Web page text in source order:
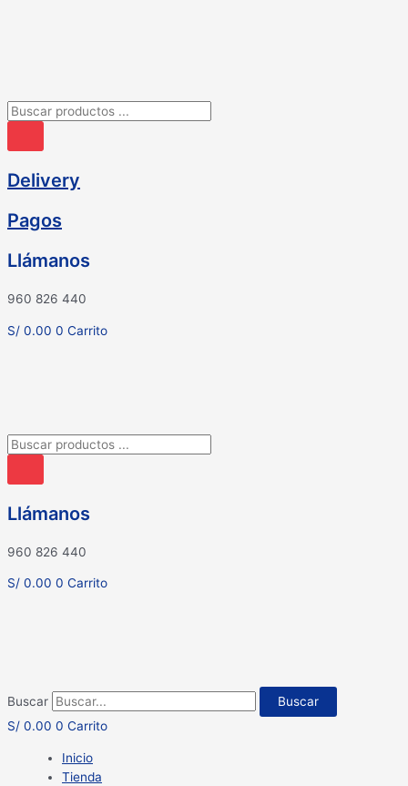
Búsqueda
productos
Delivery
Pagos
Llámanos
960 826 440
S/ 0.00 0 Carrito
Búsqueda
productos
Llámanos
960 826 440
S/ 0.00 0 Carrito
Buscar
Buscar
S/ 0.00 0 Carrito
Inicio
Tienda